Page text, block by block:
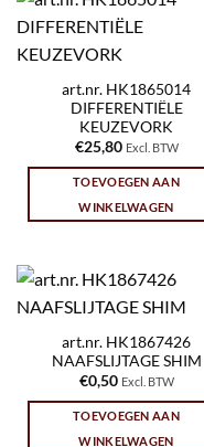
art.nr. HK1865014
DIFFERENTIËLE
KEUZEVORK
€25,80 Excl. BTW
TOEVOEGEN AAN
WINKELWAGEN
art.nr. HK1867426
NAAFSLIJTAGE SHIM
€0,50 Excl. BTW
TOEVOEGEN AAN
WINKELWAGEN